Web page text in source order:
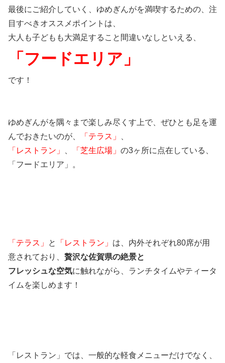
最後にご紹介していく、ゆめぎんがを満喫するための、注
目すべきオススメポイントは、
大人も子どもも大満足すること間違いなしといえる、
「フードエリア」
です！
ゆめぎんがを隅々まで楽しみ尽くす上で、ぜひとも足を運
んでおきたいのが、
「テラス」
「レストラン」
「芝生広場」 の3ヶ所に点在している、
「フードエリア」。
「テラス」 と 「レストラン」 は、内外それぞれ80席が用
意されており、 贅沢な佐賀県の絶景と
フレッシュな空気に触れながら、ランチタイムやティータ
イムを楽しめます！
「レストラン」では、一般的な軽食メニューだけでなく、